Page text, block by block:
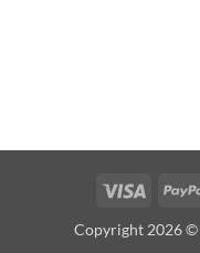
Visa
Copyright 2026 ©